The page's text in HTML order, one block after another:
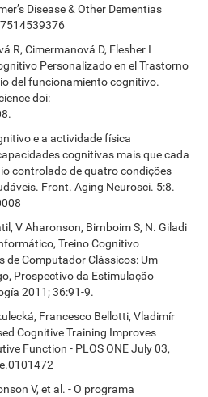
Disease & Other Dementias
R, Cimermanová D, Flesher I
Personalizado en el Trastorno
del funcionamiento cognitivo.
doi:
e a actividade física
cognitivas mais que cada
controlado de quatro condições
Front. Aging Neurosci. 5:8.
V Aharonson, Birnboim S, N. Giladi
Treino Cognitivo
de Computador Clássicos: Um
Prospectivo da Estimulação
2011; 36:91-9.
Francesco Bellotti, Vladimír
Cognitive Training Improves
Function - PLOS ONE July 03,
V, et al. - O programa